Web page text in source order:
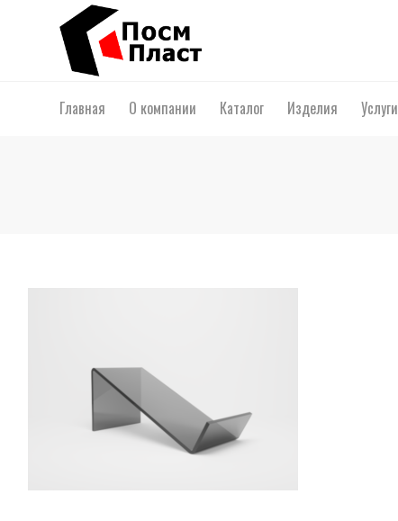
Главная О компании Каталог Изделия Услуги